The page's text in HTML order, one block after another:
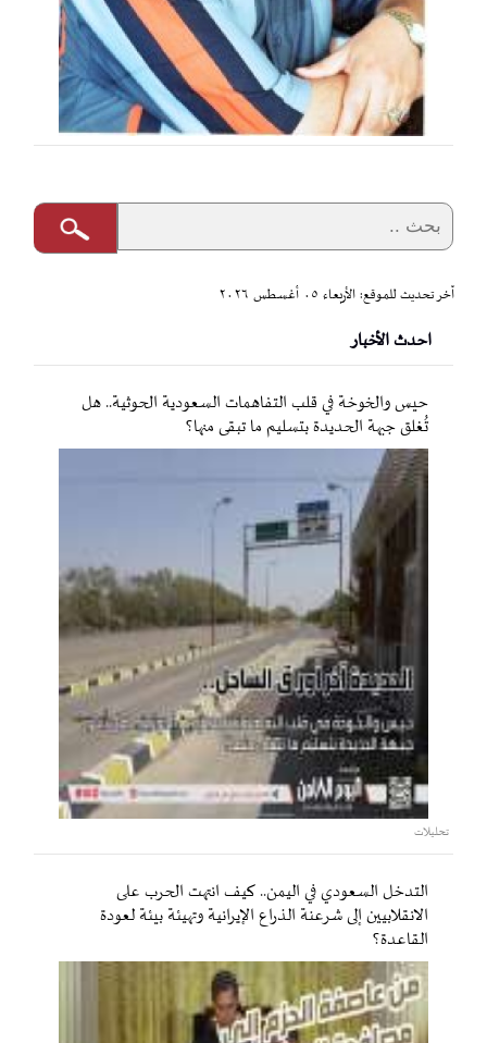
آخر تحديث للموقع: الأربعاء ٠٥ أغسطس ٢٠٢٦
احدث الأخبار
حيس والخوخة في قلب التفاهمات السعودية الحوثية.. هل
تُغلق جبهة الحديدة بتسليم ما تبقى منها؟
تحليلات
التدخل السعودي في اليمن.. كيف انتهت الحرب على
الانقلابيين إلى شرعنة الذراع الإيرانية وتهيئة بيئة لعودة
القاعدة؟